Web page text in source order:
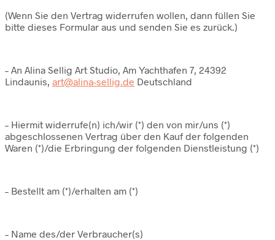
(Wenn Sie den Vertrag widerrufen wollen, dann füllen Sie
bitte dieses Formular aus und senden Sie es zurück.)
– An Alina Sellig Art Studio, Am Yachthafen 7, 24392
Lindaunis, art@alina-sellig.de Deutschland
– Hiermit widerrufe(n) ich/wir (*) den von mir/uns (*)
abgeschlossenen Vertrag über den Kauf der folgenden
Waren (*)/die Erbringung der folgenden Dienstleistung (*)
– Bestellt am (*)/erhalten am (*)
– Name des/der Verbraucher(s)